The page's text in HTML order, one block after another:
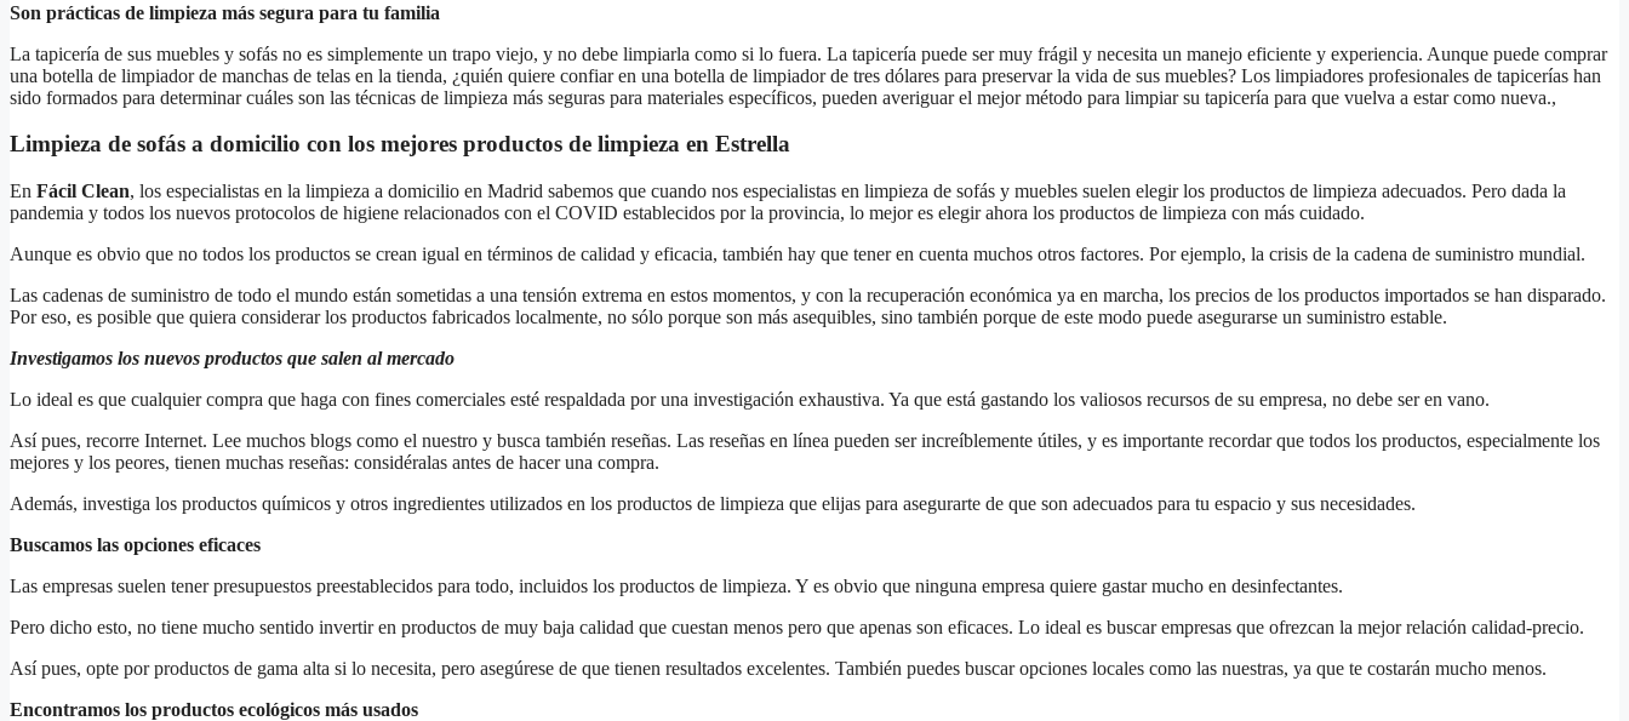
Son prácticas de limpieza más segura para tu familia
La tapicería de sus muebles y sofás no es simplemente un trapo viejo, y no debe limpiarla como si lo fuera. La tapicería puede ser muy frágil y necesita un manejo eficiente y experiencia. Aunque puede comprar
una botella de limpiador de manchas de telas en la tienda, ¿quién quiere confiar en una botella de limpiador de tres dólares para preservar la vida de sus muebles? Los limpiadores profesionales de tapicerías han
sido formados para determinar cuáles son las técnicas de limpieza más seguras para materiales específicos, pueden averiguar el mejor método para limpiar su tapicería para que vuelva a estar como nueva.,
Limpieza de sofás a domicilio con los mejores productos de limpieza en Estrella
En Fácil Clean, los especialistas en la limpieza a domicilio en Madrid sabemos que cuando nos especialistas en limpieza de sofás y muebles suelen elegir los productos de limpieza adecuados. Pero dada la
pandemia y todos los nuevos protocolos de higiene relacionados con el COVID establecidos por la provincia, lo mejor es elegir ahora los productos de limpieza con más cuidado.
Aunque es obvio que no todos los productos se crean igual en términos de calidad y eficacia, también hay que tener en cuenta muchos otros factores. Por ejemplo, la crisis de la cadena de suministro mundial.
Las cadenas de suministro de todo el mundo están sometidas a una tensión extrema en estos momentos, y con la recuperación económica ya en marcha, los precios de los productos importados se han disparado.
Por eso, es posible que quiera considerar los productos fabricados localmente, no sólo porque son más asequibles, sino también porque de este modo puede asegurarse un suministro estable.
Investigamos los nuevos productos que salen al mercado
Lo ideal es que cualquier compra que haga con fines comerciales esté respaldada por una investigación exhaustiva. Ya que está gastando los valiosos recursos de su empresa, no debe ser en vano.
Así pues, recorre Internet. Lee muchos blogs como el nuestro y busca también reseñas. Las reseñas en línea pueden ser increíblemente útiles, y es importante recordar que todos los productos, especialmente los
mejores y los peores, tienen muchas reseñas: considéralas antes de hacer una compra.
Además, investiga los productos químicos y otros ingredientes utilizados en los productos de limpieza que elijas para asegurarte de que son adecuados para tu espacio y sus necesidades.
Buscamos las opciones eficaces
Las empresas suelen tener presupuestos preestablecidos para todo, incluidos los productos de limpieza. Y es obvio que ninguna empresa quiere gastar mucho en desinfectantes.
Pero dicho esto, no tiene mucho sentido invertir en productos de muy baja calidad que cuestan menos pero que apenas son eficaces. Lo ideal es buscar empresas que ofrezcan la mejor relación calidad-precio.
Así pues, opte por productos de gama alta si lo necesita, pero asegúrese de que tienen resultados excelentes. También puedes buscar opciones locales como las nuestras, ya que te costarán mucho menos.
Encontramos los productos ecológicos más usados